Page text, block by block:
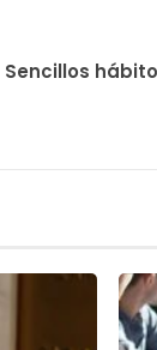
Sencillos